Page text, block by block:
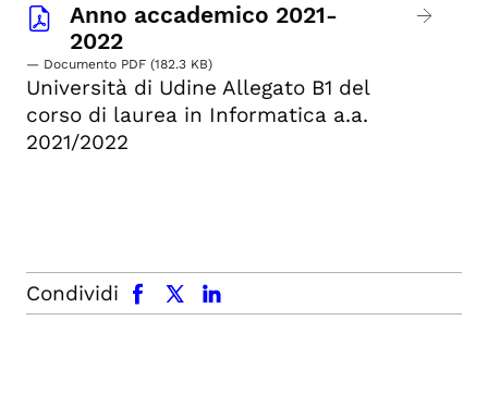
Anno accademico 2021-
2022
— Documento PDF (182.3 KB)
Università di Udine Allegato B1 del
corso di laurea in Informatica a.a.
2021/2022
Condividi
facebook x.com linkedin